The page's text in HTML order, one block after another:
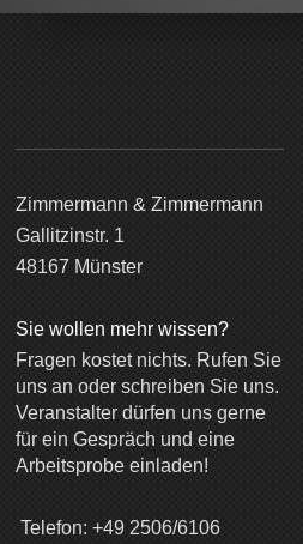
Zimmermann & Zimmermann
Gallitzinstr. 1
48167 Münster
Sie wollen mehr wissen?
Fragen kostet nichts. Rufen Sie
uns an oder schreiben Sie uns.
Veranstalter dürfen uns gerne
für ein Gespräch und eine
Arbeitsprobe einladen!
Telefon: +49 2506/6106